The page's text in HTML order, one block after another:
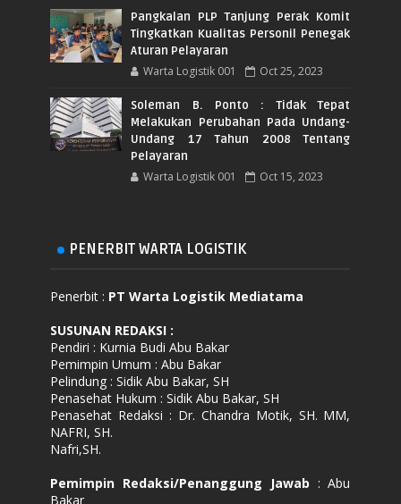
Pangkalan PLP Tanjung Perak Komit
Tingkatkan Kualitas Personil Penegak
Aturan Pelayaran
Warta Logistik 001 Oct 25, 2023
Soleman B. Ponto : Tidak Tepat
Melakukan Perubahan Pada Undang-
Undang 17 Tahun 2008 Tentang
Pelayaran
Warta Logistik 001 Oct 15, 2023
PENERBIT WARTA LOGISTIK
Penerbit : PT Warta Logistik Mediatama
SUSUNAN REDAKSI :
Pendiri : Kurnia Budi Abu Bakar
Pemimpin Umum : Abu Bakar
Pelindung : Sidik Abu Bakar, SH
Penasehat Hukum : Sidik Abu Bakar, SH
Penasehat Redaksi : Dr. Chandra Motik, SH. MM,
NAFRI, SH.
Nafri,SH.
Pemimpin Redaksi/Penanggung Jawab : Abu
Bakar